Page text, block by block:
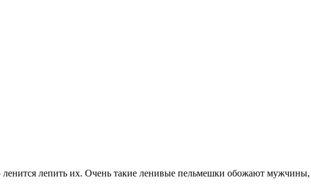
лепить их. Очень такие ленивые пельмешки обожают